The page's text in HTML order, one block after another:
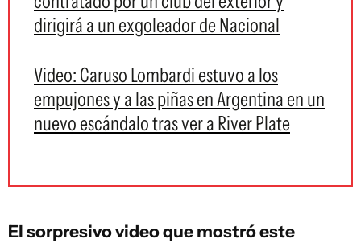
dirigirá a un exgoleador de Nacional
Video: Caruso Lombardi estuvo a los
empujones y a las piñas en Argentina en un
nuevo escándalo tras ver a River Plate
El sorpresivo video que mostró este